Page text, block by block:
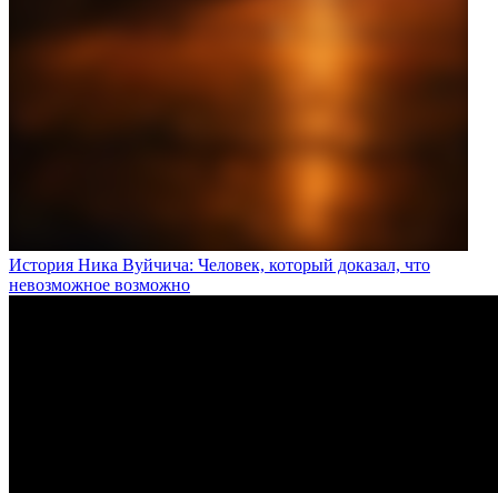
История Ника Вуйчича: Человек, который доказал, что
невозможное возможно